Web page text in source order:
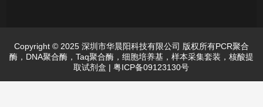
Copyright © 2025 深圳市华晨阳科技有限公司 版权所有PCR聚合
酶，DNA聚合酶，Taq聚合酶，细胞培养基，样本采集套装，核酸提
取试剂盒 | 粤ICP备09123130号